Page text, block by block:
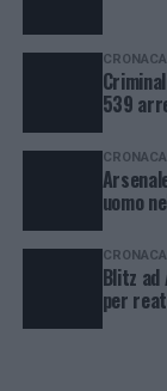
CRONACA
539
CRONACA
uomo
CRONACA
Blitz
per